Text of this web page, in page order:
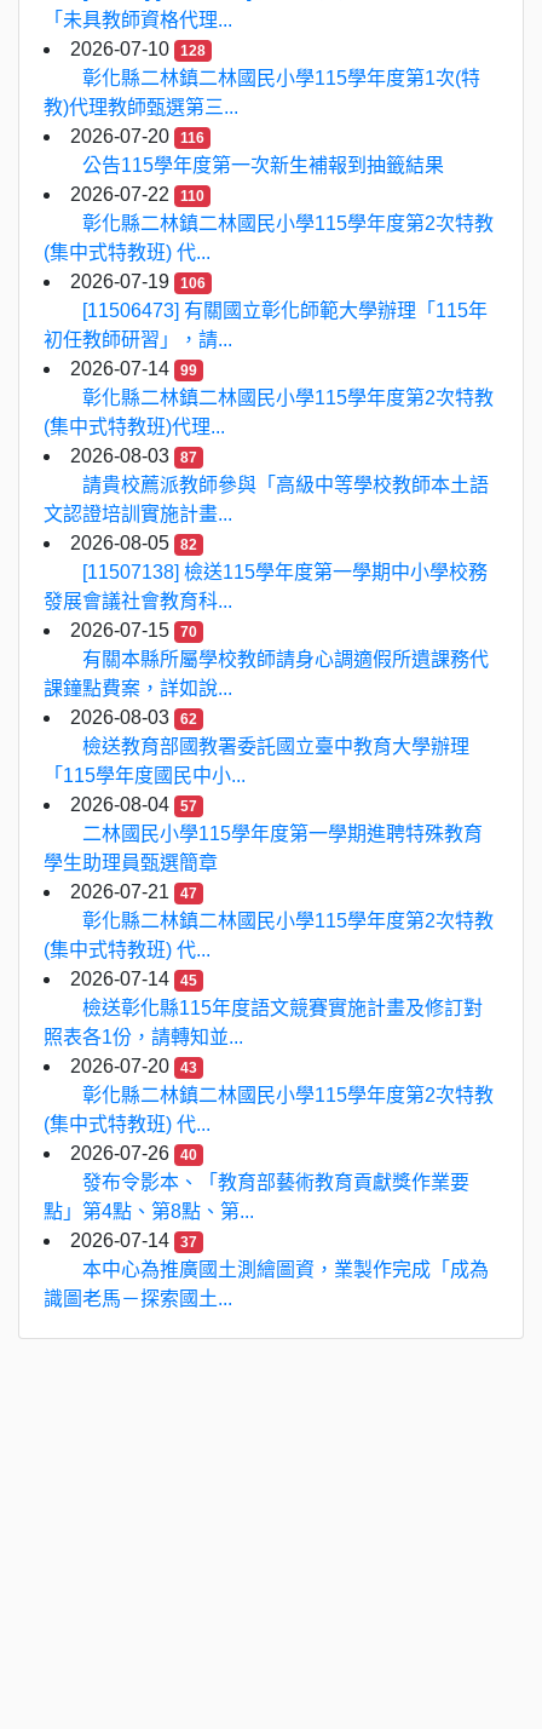
「未具教師資格代理...
2026-07-10
128
彰化縣二林鎮二林國民小學115學年度第1次(特
教)代理教師甄選第三...
2026-07-20
116
公告115學年度第一次新生補報到抽籤結果
2026-07-22
110
彰化縣二林鎮二林國民小學115學年度第2次特教
(集中式特教班) 代...
2026-07-19
106
[11506473] 有關國立彰化師範大學辦理「115年
初任教師研習」，請...
2026-07-14
99
彰化縣二林鎮二林國民小學115學年度第2次特教
(集中式特教班)代理...
2026-08-03
87
請貴校薦派教師參與「高級中等學校教師本土語
文認證培訓實施計畫...
2026-08-05
82
[11507138] 檢送115學年度第一學期中小學校務
發展會議社會教育科...
2026-07-15
70
有關本縣所屬學校教師請身心調適假所遺課務代
課鐘點費案，詳如說...
2026-08-03
62
檢送教育部國教署委託國立臺中教育大學辦理
「115學年度國民中小...
2026-08-04
57
二林國民小學115學年度第一學期進聘特殊教育
學生助理員甄選簡章
2026-07-21
47
彰化縣二林鎮二林國民小學115學年度第2次特教
(集中式特教班) 代...
2026-07-14
45
檢送彰化縣115年度語文競賽實施計畫及修訂對
照表各1份，請轉知並...
2026-07-20
43
彰化縣二林鎮二林國民小學115學年度第2次特教
(集中式特教班) 代...
2026-07-26
40
發布令影本、「教育部藝術教育貢獻獎作業要
點」第4點、第8點、第...
2026-07-14
37
本中心為推廣國土測繪圖資，業製作完成「成為
識圖老馬－探索國土...